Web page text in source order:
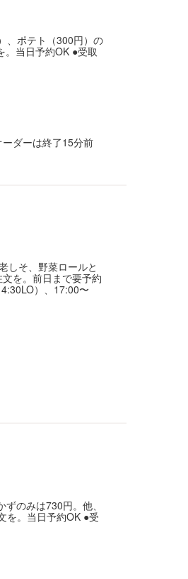
、ポテト（300円）の
。当日予約OK ●受取
ダーは終了15分前
しそ、野菜ロールと
を。前日まで要予約
）、17:00〜
のみは730円。他、
を。当日予約OK ●受